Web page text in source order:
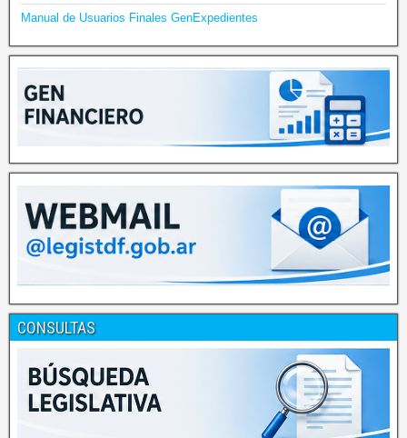
Manual de Usuarios Finales GenExpedientes
CONSULTAS